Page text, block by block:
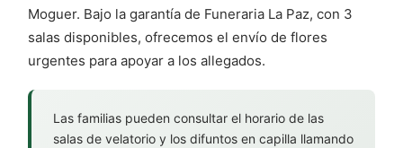
Moguer. Bajo la garantía de Funeraria La Paz, con 3
salas disponibles, ofrecemos el envío de flores
urgentes para apoyar a los allegados.
Las familias pueden consultar el horario de las
salas de velatorio y los difuntos en capilla llamando